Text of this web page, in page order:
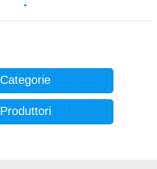
Categorie
Produttori